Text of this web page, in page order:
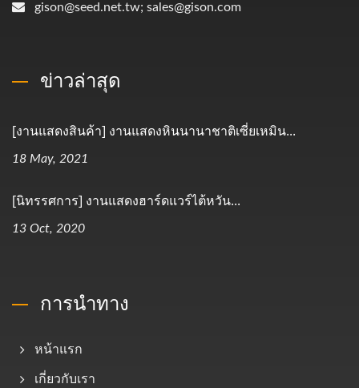
gison@seed.net.tw; sales@gison.com
ข่าวล่าสุด
[งานแสดงสินค้า] งานแสดงหินนานาชาติเซี่ยเหมิน...
18 May, 2021
[นิทรรศการ] งานแสดงฮาร์ดแวร์ไต้หวัน...
13 Oct, 2020
การนำทาง
หน้าแรก
เกี่ยวกับเรา